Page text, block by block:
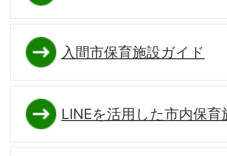
入間市保育施設ガイド
LINEを活用した市内保育